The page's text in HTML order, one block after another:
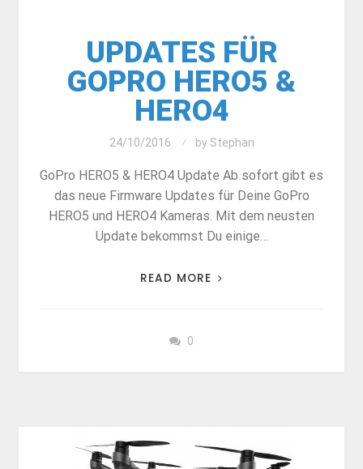
UPDATES FÜR
GOPRO HERO5 &
HERO4
24/10/2016 by Stephan
GoPro HERO5 & HERO4 Update Ab sofort gibt es
das neue Firmware Updates für Deine GoPro
HERO5 und HERO4 Kameras. Mit dem neusten
Update bekommst Du einige…
READ MORE
0